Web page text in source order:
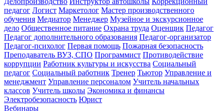
педагог Логист Маркетолог Мастер производственного
обучения Медиатор Менеджер Музейное и экскурсионное
дело Общественное питание Охрана труда Оценщик Педагог
Педагог дополнительного образования Педагог-организатор
Педагог-психолог Первая помощь Пожарная безопасность
Преподаватель ВУЗ, СПО Программист Противодействие
коррупции Работник культуры и искусства Социальный
педагог Социальный работник Тренер Тьютор Управление и
менеджмент Управление персоналом Учитель начальных
классов Учитель школы Экономика и финансы
Электробезопасность Юрист
Вебинары